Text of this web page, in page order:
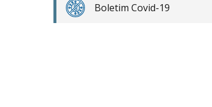
Boletim Covid-19